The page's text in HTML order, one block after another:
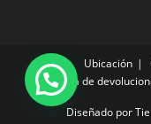
Ubicación
Política de
Diseñado por